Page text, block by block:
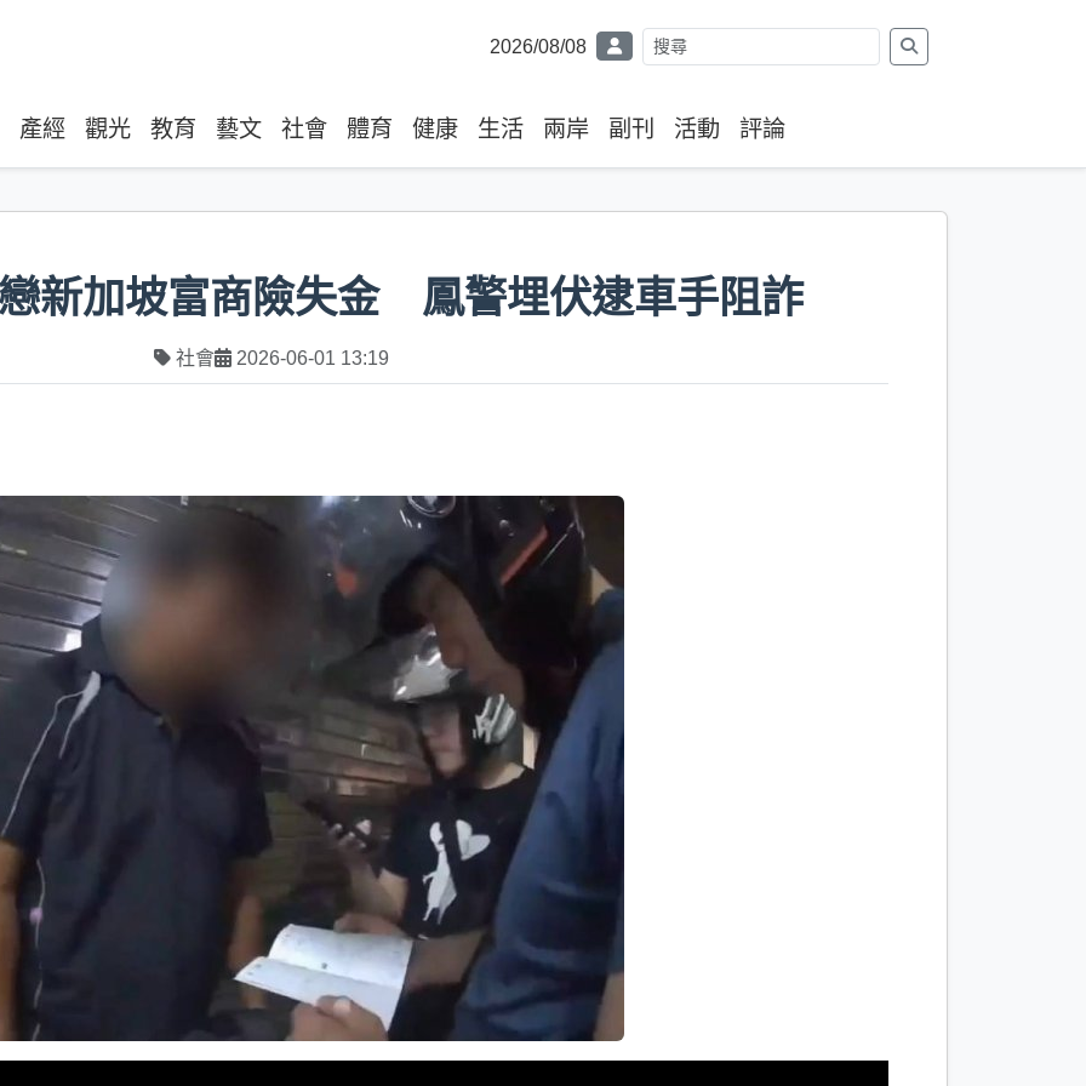
2026/08/08
產經 觀光 教育 藝文 社會 體育 健康 生活 兩岸 副刊 活動 評論
新加坡富商險失金 鳳警埋伏逮車手阻詐
社會 2026-06-01 13:19